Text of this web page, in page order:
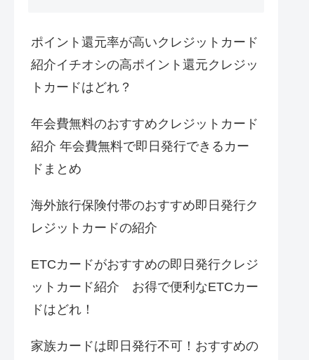
ポイント還元率が高いクレジットカード
紹介イチオシの高ポイント還元クレジッ
トカードはどれ？
年会費無料のおすすめクレジットカード
紹介 年会費無料で即日発行できるカー
ドまとめ
海外旅行保険付帯のおすすめ即日発行ク
レジットカードの紹介
ETCカードがおすすめの即日発行クレジ
ットカード紹介 お得で便利なETCカー
ドはどれ！
家族カードは即日発行不可！おすすめの